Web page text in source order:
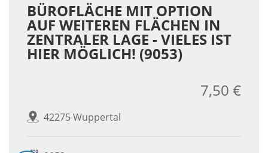
BÜROFLÄCHE MIT OPTION
AUF WEITEREN FLÄCHEN IN
ZENTRALER LAGE - VIELES IST
HIER MÖGLICH! (9053)
42275 Wuppertal
7,50 €